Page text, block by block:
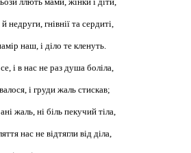
недруги, гнівнії та сердиті,
наш, і діло те кленуть.
і в нас не раз душа боліла,
і груди жаль стискав;
жаль, ні біль пекучий тіла,
нас не відтягли від діла,